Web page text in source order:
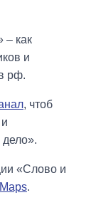
– как
и
рф.
, чтоб
«Слово и
.